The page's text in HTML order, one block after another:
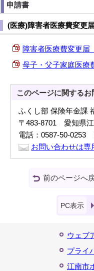
申請書
(医療)障害者医療費変更
障害者医療費変更届
母子・父子家庭医療
このページに関するお
ふくし部 保険年金課
〒483-8701 愛知県
電話：0587-50-0253
お問い合わせは専
前のページへ
PC表示
ウェブ
プライ
江南市